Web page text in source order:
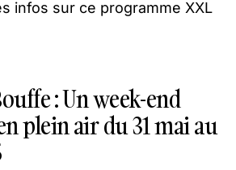
infos sur ce programme XXL
: Un week-end
plein air du 31 mai au